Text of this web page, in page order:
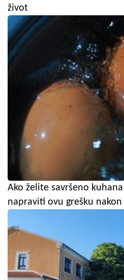
život
Ako želite savršeno
napraviti ovu grešku